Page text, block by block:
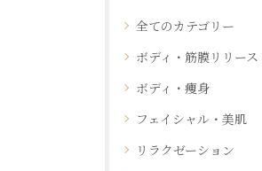
全てのカテゴリー
ボディ・筋膜リリース
ボディ・痩身
フェイシャル・美肌
リラクゼーション